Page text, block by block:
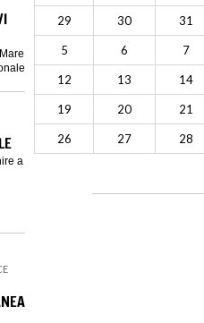
a
29 30 31
5 6 7
12 13 14
19 20 21
26 27 28